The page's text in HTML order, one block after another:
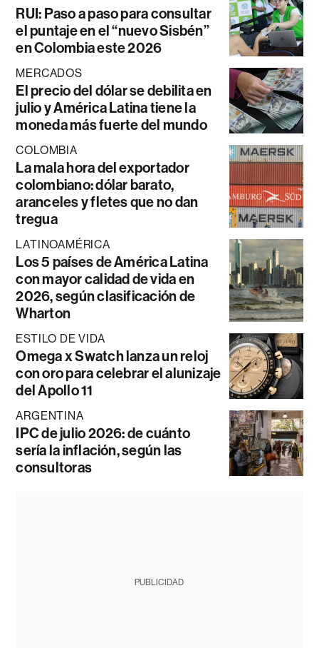
RUI: Paso a paso para consultar
el puntaje en el “nuevo Sisbén”
en Colombia este 2026
MERCADOS
El precio del dólar se debilita en
julio y América Latina tiene la
moneda más fuerte del mundo
COLOMBIA
La mala hora del exportador
colombiano: dólar barato,
aranceles y fletes que no dan
tregua
LATINOAMÉRICA
Los 5 países de América Latina
con mayor calidad de vida en
2026, según clasificación de
Wharton
ESTILO DE VIDA
Omega x Swatch lanza un reloj
con oro para celebrar el alunizaje
del Apollo 11
ARGENTINA
IPC de julio 2026: de cuánto
sería la inflación, según las
consultoras
PUBLICIDAD